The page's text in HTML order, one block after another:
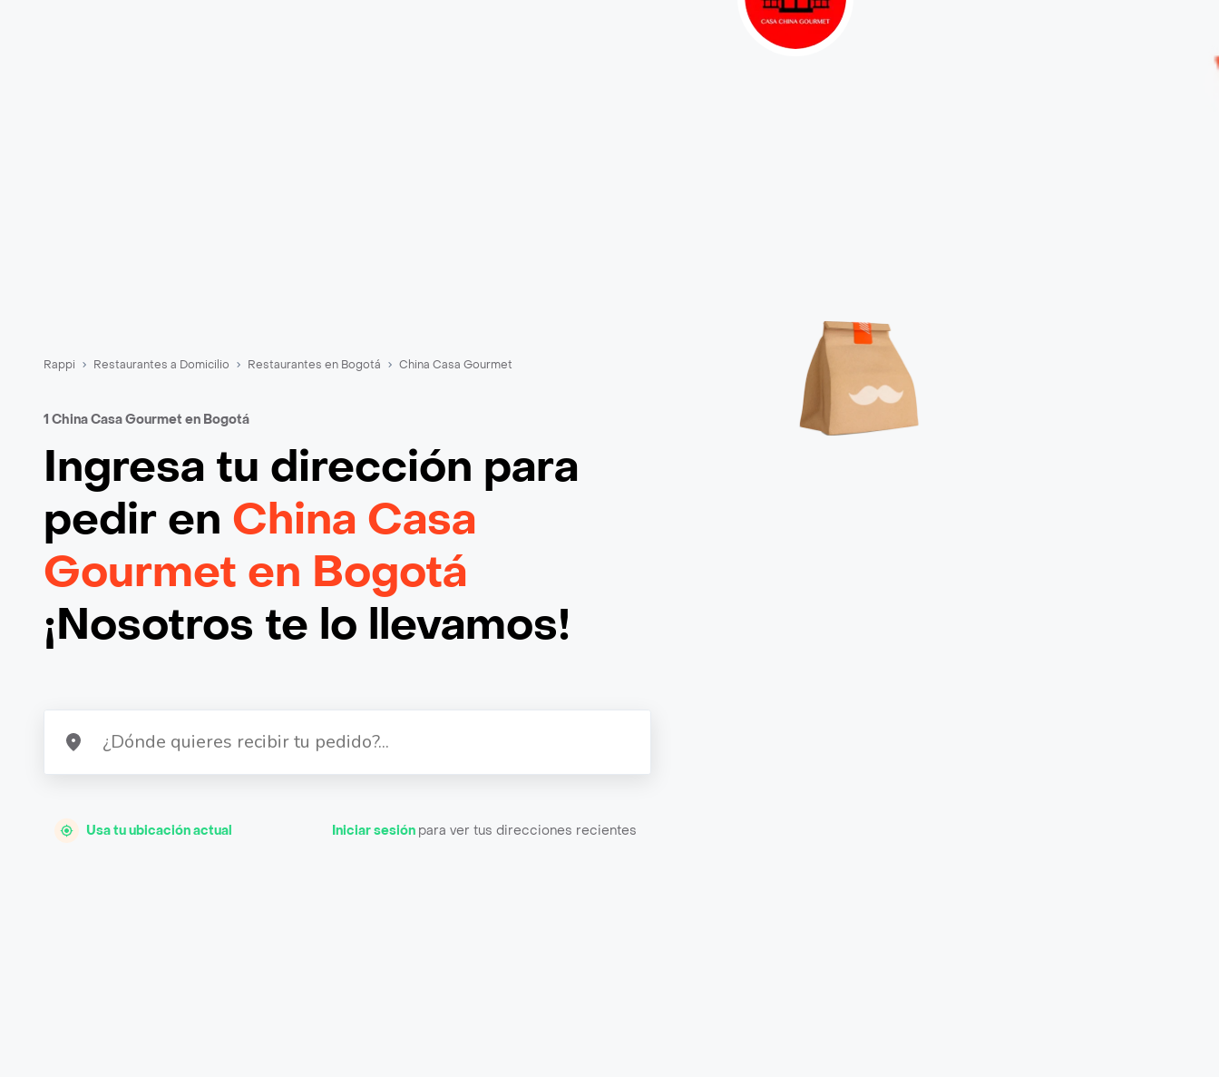
Rappi Restaurantes a Domicilio Restaurantes en Bogotá China Casa Gourmet
1 China Casa Gourmet en Bogotá
Ingresa tu dirección para
pedir en China Casa
Gourmet en Bogotá
¡Nosotros te lo llevamos!
Usa tu ubicación actual Iniciar sesión para ver tus direcciones recientes